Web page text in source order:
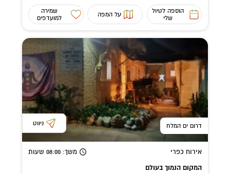
הוספה לטיול
שלי
על המפה
שמירה
למועדפים
דרום ים המלח ניווט
אירוח כפרי משך: 08:00 שעות
המקום הנמוך בעולם